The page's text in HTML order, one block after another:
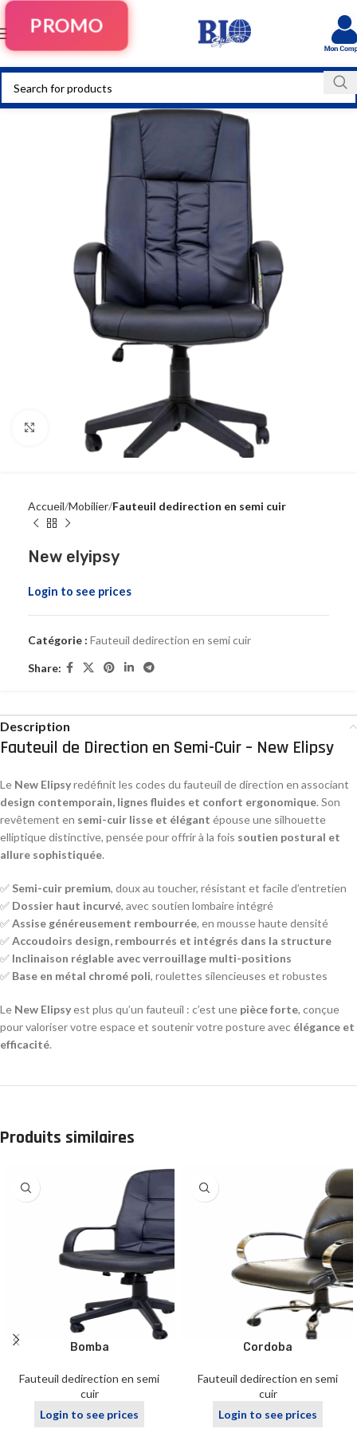
PROMO
Click to enlarge
Accueil Mobilier Fauteuil dedirection en semi cuir
New elyipsy
Login to see prices
Catégorie : Fauteuil dedirection en semi cuir
Share:
Description
Fauteuil de Direction en Semi-Cuir – New Elipsy
Le New Elipsyredéfinit les codes du fauteuil de direction en associant
design contemporain, lignes fluides et confort ergonomique. Son
revêtement en semi-cuir lisse et élégant épouse une silhouette
elliptique distinctive, pensée pour offrir à la fois soutien postural et
allure sophistiquée.
✅ Semi-cuir premium, doux au toucher, résistant et facile d’entretien
✅ Dossier haut incurvé, avec soutien lombaire intégré
✅Assise généreusement rembourrée, en mousse haute densité
✅Accoudoirs design, rembourrés et intégrés dans la structure
✅ Inclinaison réglable avec verrouillage multi-positions
✅ Base en métal chromé poli, roulettes silencieuses et robustes
Le New Elipsyest plus qu’un fauteuil : c’est une pièce forte, conçue
pour valoriser votre espace et soutenir votre posture avec élégance et
efficacité.
Produits similaires
Bomba
Fauteuil dedirection en semi
cuir
Login to see prices
Cordoba
Fauteuil dedirection en semi
cuir
Login to see prices